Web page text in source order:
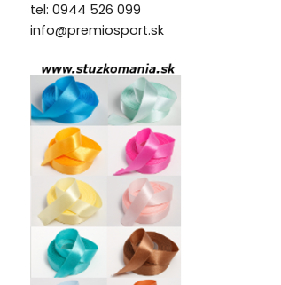
tel: 0944 526 099
info@premiosport.sk